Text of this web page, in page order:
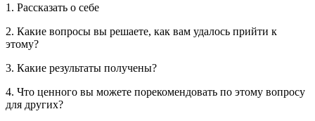
1. Рассказать о себе
2. Какие вопросы вы решаете, как вам удалось прийти к
этому?
3. Какие результаты получены?
4. Что ценного вы можете порекомендовать по этому вопросу
для других?